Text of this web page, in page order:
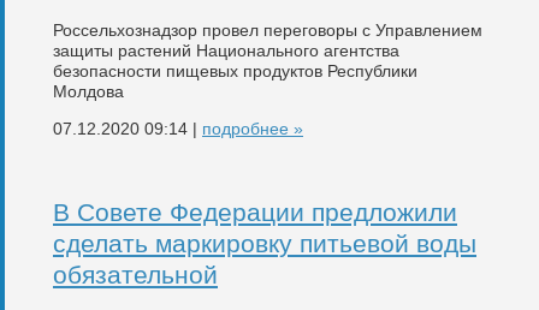
Россельхознадзор провел переговоры с Управлением
защиты растений Национального агентства
безопасности пищевых продуктов Республики
Молдова
07.12.2020 09:14 | подробнее »
В Совете Федерации предложили
сделать маркировку питьевой воды
обязательной